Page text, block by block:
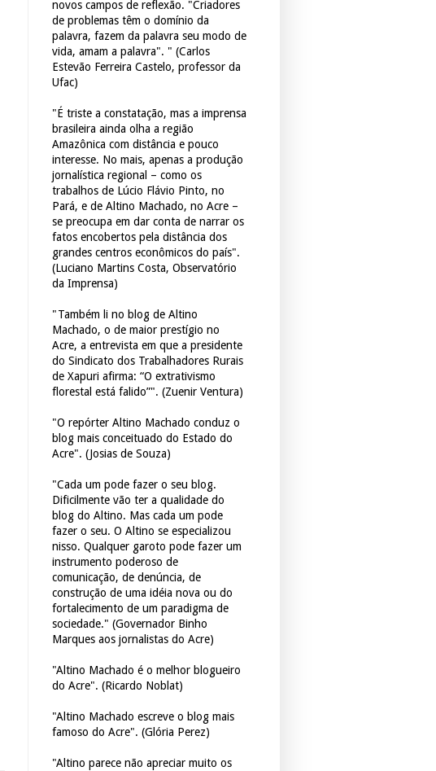
novos campos de reflexão. "Criadores
de problemas têm o domínio da
palavra, fazem da palavra seu modo de
vida, amam a palavra". " (Carlos
Estevão Ferreira Castelo, professor da
Ufac)
"É triste a constatação, mas a imprensa
brasileira ainda olha a região
Amazônica com distância e pouco
interesse. No mais, apenas a produção
jornalística regional – como os
trabalhos de Lúcio Flávio Pinto, no
Pará, e de Altino Machado, no Acre –
se preocupa em dar conta de narrar os
fatos encobertos pela distância dos
grandes centros econômicos do país".
(Luciano Martins Costa, Observatório
da Imprensa)
"Também li no blog de Altino
Machado, o de maior prestígio no
Acre, a entrevista em que a presidente
do Sindicato dos Trabalhadores Rurais
de Xapuri afirma: “O extrativismo
florestal está falido”". (Zuenir Ventura)
"O repórter Altino Machado conduz o
blog mais conceituado do Estado do
Acre". (Josias de Souza)
"Cada um pode fazer o seu blog.
Dificilmente vão ter a qualidade do
blog do Altino. Mas cada um pode
fazer o seu. O Altino se especializou
nisso. Qualquer garoto pode fazer um
instrumento poderoso de
comunicação, de denúncia, de
construção de uma idéia nova ou do
fortalecimento de um paradigma de
sociedade." (Governador Binho
Marques aos jornalistas do Acre)
"Altino Machado é o melhor blogueiro
do Acre". (Ricardo Noblat)
"Altino Machado escreve o blog mais
famoso do Acre". (Glória Perez)
"Altino parece não apreciar muito os